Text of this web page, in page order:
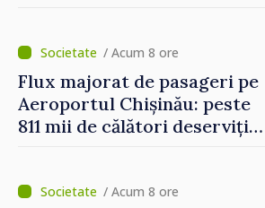
/ Acum 8 ore
Flux majorat de pasageri pe
Aeroportul Chișinău: peste
811 mii de călători deserviți
/ Acum 8 ore